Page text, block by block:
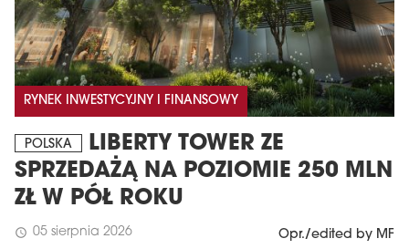
RYNEK INWESTYCYJNY I FINANSOWY
POLSKA
LIBERTY TOWER ZE
SPRZEDAŻĄ NA POZIOMIE 250 MLN
ZŁ W PÓŁ ROKU
schedule 05 sierpnia 2026 Opr./edited by MF